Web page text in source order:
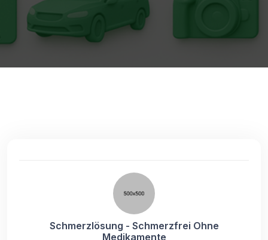
Schmerzlösung - Schmerzfrei Ohne
Medikamente